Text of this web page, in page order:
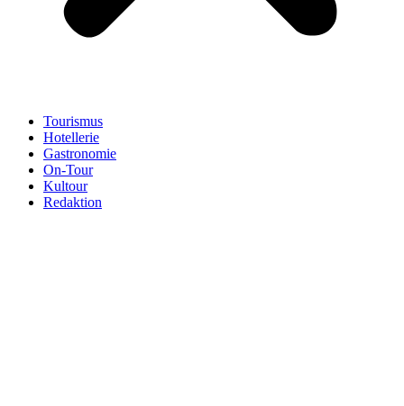
Tourismus
Hotellerie
Gastronomie
On-Tour
Kultour
Redaktion